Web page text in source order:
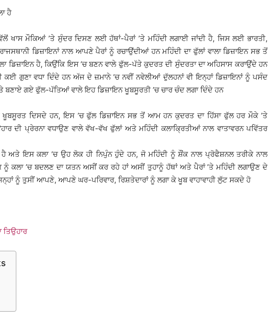
ਹੈ
ਖਾਸ ਮੌਕਿਆਂ ’ਤੇ ਸੁੰਦਰ ਦਿਸਣ ਲਈ ਹੱਥਾਂ-ਪੈਰਾਂ ’ਤੇ ਮਹਿੰਦੀ ਲਗਾਈ ਜਾਂਦੀ ਹੈ, ਜਿਸ ਲਈ ਭਾਰਤੀ,
ਡਿਜ਼ਾਇਨਾਂ ਨਾਲ ਆਪਣੇ ਪੈਰਾਂ ਨੂੰ ਰਚਾਉਂਦੀਆਂ ਹਨ ਮਹਿੰਦੀ ਦਾ ਫੁੱਲਾਂ ਵਾਲਾ ਡਿਜ਼ਾਇਨ ਸਭ ਤੋਂ
ਡਿਜ਼ਾਇਨ ਹੈ, ਕਿਉਂਕਿ ਇਸ ’ਚ ਬਣਨ ਵਾਲੇ ਫੁੱਲ-ਪੱਤੇ ਕੁਦਰਤ ਦੀ ਸੁੰਦਰਤਾ ਦਾ ਅਹਿਸਾਸ ਕਰਾਉਂਦੇ ਹਨ
ਕਈ ਗੁਣਾ ਵਧਾ ਦਿੰਦੇ ਹਨ ਅੱਜ ਦੇ ਜ਼ਮਾਨੇ ’ਚ ਨਵੀਂ ਨਵੇਲੀਆਂ ਦੁੱਲਹਨਾਂ ਵੀ ਇਨ੍ਹਾਂ ਡਿਜ਼ਾਇਨਾਂ ਨੂੰ ਪਸੰਦ
ਬਣਾਏ ਗਏ ਫੁੱਲ-ਪੱਤਿਆਂ ਵਾਲੇ ਇਹ ਡਿਜ਼ਾਇਨ ਖੂਬਸੂਰਤੀ ’ਚ ਚਾਰ ਚੰਦ ਲਗਾ ਦਿੰਦੇ ਹਨ
ਖੂਬਸੂਰਤ ਦਿਸਦੇ ਹਨ, ਇਸ ’ਚ ਫੁੱਲ ਡਿਜ਼ਾਇਨ ਸਭ ਤੋਂ ਆਮ ਹਨ ਕੁਦਰਤ ਦਾ ਹਿੱਸਾ ਫੁੱਲ ਹਰ ਮੌਕੇ ’ਤੇ
ਦੀ ਪ੍ਰੇਰਨਾ ਵਧਾਉਣ ਵਾਲੇ ਵੱਖ-ਵੱਖ ਫੁੱਲਾਂ ਅਤੇ ਮਹਿੰਦੀ ਕਲਾਕ੍ਰਿਤੀਆਂ ਨਾਲ ਵਾਤਾਵਰਨ ਪਵਿੱਤਰ
ਹੈ ਅਤੇ ਇਸ ਕਲਾ ’ਚ ਉਹ ਲੋਕ ਹੀ ਨਿਪੁੰਨ ਹੁੰਦੇ ਹਨ, ਜੋ ਮਹਿੰਦੀ ਨੂੰ ਸ਼ੌਂਕ ਨਾਲ ਪ੍ਰੋਫੈਸ਼ਨਲ ਤਰੀਕੇ ਨਾਲ
ਕਲਾ ’ਚ ਬਦਲਣ ਦਾ ਯਤਨ ਅਸੀਂ ਕਰ ਰਹੇ ਹਾਂ ਅਸੀਂ ਤੁਹਾਨੂੰ ਹੱਥਾਂ ਅਤੇ ਪੈਰਾਂ ’ਤੇ ਮਹਿੰਦੀ ਲਗਾਉਣ ਦੇ
ਨੂੰ ਤੁਸੀਂ ਆਪਣੇ, ਆਪਣੇ ਘਰ-ਪਰਿਵਾਰ, ਰਿਸ਼ਤੇਦਾਰਾਂ ਨੂੰ ਲਗਾ ਕੇ ਖੂਬ ਵਾਹਾਵਾਹੀ ਲੁੱਟ ਸਕਦੇ ਹੋ